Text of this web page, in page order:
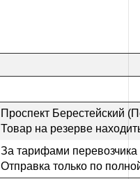
Проспект Берестейский
Товар на резерве
За тарифами перевозчика
Отправка только по